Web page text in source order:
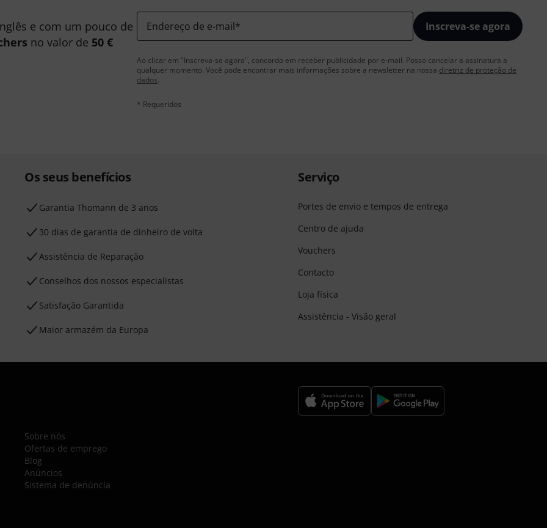
e com um pouco de
no valor de 50 €
Endereço de e-mail* Inscreva-se agora
Ao clicar em "Inscreva-se agora", concordo em receber publicidade por e-mail. Posso cancelar a assinatura a
qualquer momento. Você pode encontrar mais informações sobre a newsletter na nossa diretriz de proteção de
dados.
* Requeridos
Os seus benefícios
Garantia Thomann de 3 anos
30 dias de garantia de dinheiro de volta
Assistência de Reparação
Conselhos dos nossos especialistas
Satisfação Garantida
Maior armazém da Europa
Serviço
Portes de envio e tempos de entrega
Centro de ajuda
Vouchers
Contacto
Loja física
Assistência - Visão geral
Sobre nós
Ofertas de emprego
Blog
Anúncios
Sistema de denúncia